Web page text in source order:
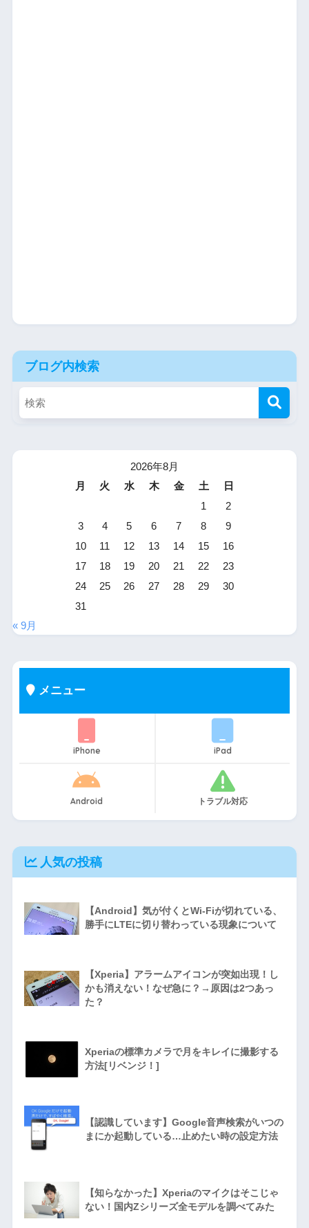
ブログ内検索
2026年8月
月
火 水 木 金 土
日
1
2
3
4 5 6 7 8
9
10
11 12 13 14 15
16
17
18 19 20 21 22
23
24
25 26 27 28 29
30
31
« 9月
メニュー
iPhone iPad
Android トラブル対応
人気の投稿
【Android】気が付くとWi-Fiが切れている、
勝手にLTEに切り替わっている現象について
【Xperia】アラームアイコンが突如出現！し
かも消えない！なぜ急に？→原因は2つあっ
た？
Xperiaの標準カメラで月をキレイに撮影する
方法[リベンジ！]
【認識しています】Google音声検索がいつの
まにか起動している…止めたい時の設定方法
【知らなかった】Xperiaのマイクはそこじゃ
ない！国内Zシリーズ全モデルを調べてみた